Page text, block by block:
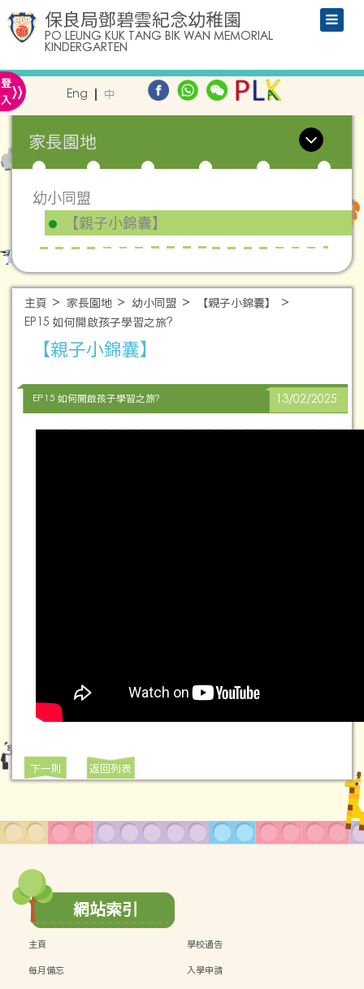
保良局鄧碧雲紀念幼稚園
PO LEUNG KUK TANG BIK WAN MEMORIAL
KINDERGARTEN
登
入» Eng 中
家長園地
幼小同盟
【親子小錦囊】
主頁 家長園地 幼小同盟
【親子小錦囊】
EP15 如何開啟孩子學習之旅?
【親子小錦囊】
EP15 如何開啟孩子學習之旅? 13/02/2025
下一則 返回列表
網站索引
主頁
學校通告
每月備忘
入學申請